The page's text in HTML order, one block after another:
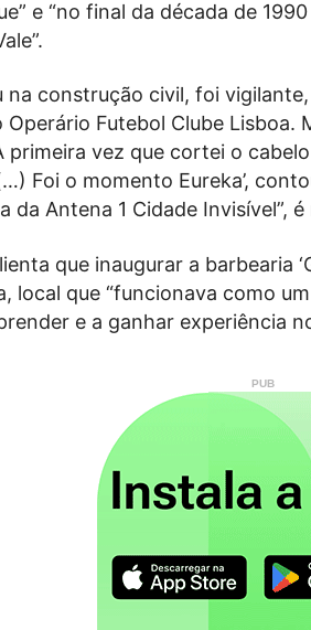
e “no final da década de
na construção civil, foi
Operário Futebol Clube Lisboa.
primeira vez que cortei o
Foi o momento Eureka’,
da Antena 1 Cidade Invisível”,
que inaugurar a barbearia
local que “funcionava como
e a ganhar experiência